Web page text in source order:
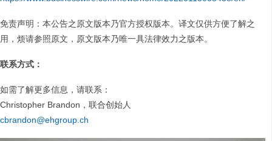
免责声明：本公告之原文版本乃官方授权版本。译文仅供方便了解之
用，烦请参照原文，原文版本乃唯一具法律效力之版本。
联系方式：
如需了解更多信息，请联系：
Christopher Brandon，联合创始人
cbrandon@ehgroup.ch